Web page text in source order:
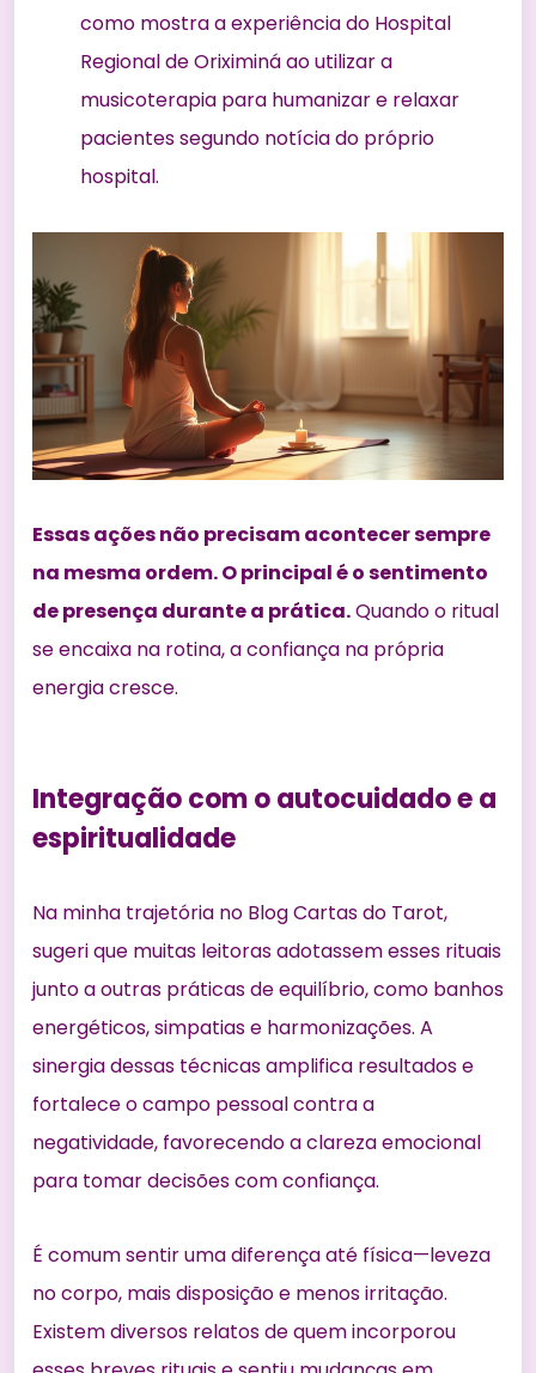
como mostra a experiência do Hospital
Regional de Oriximiná ao utilizar a
musicoterapia para humanizar e relaxar
pacientessegundo notícia do próprio
hospital.
Essas ações não precisam acontecer sempre
na mesma ordem. O principal é o sentimento
de presença durante a prática.Quando o ritual
se encaixa na rotina, a confiança na própria
energia cresce.
Integração com o autocuidado e a
espiritualidade
Na minha trajetória no Blog Cartas do Tarot,
sugeri que muitas leitoras adotassem esses rituais
junto a outras práticas de equilíbrio, como banhos
energéticos, simpatias e harmonizações. A
sinergia dessas técnicas amplifica resultados e
fortalece o campo pessoal contra a
negatividade, favorecendo a clareza emocional
para tomar decisões com confiança.
É comum sentir uma diferença até física—leveza
no corpo, mais disposição e menos irritação.
Existem diversos relatos de quem incorporou